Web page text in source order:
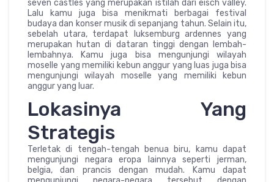
seven castles yang merupakan istilah dari eisch valley.
Lalu kamu juga bisa menikmati berbagai festival
budaya dan konser musik di sepanjang tahun. Selain itu,
sebelah utara, terdapat luksemburg ardennes yang
merupakan hutan di dataran tinggi dengan lembah-
lembahnya. Kamu juga bisa mengunjungi wilayah
moselle yang memiliki kebun anggur yang luas juga bisa
mengunjungi wilayah moselle yang memiliki kebun
anggur yang luar.
Lokasinya Yang
Strategis
Terletak di tengah-tengah benua biru, kamu dapat
mengunjungi negara eropa lainnya seperti jerman,
belgia, dan prancis dengan mudah. Kamu dapat